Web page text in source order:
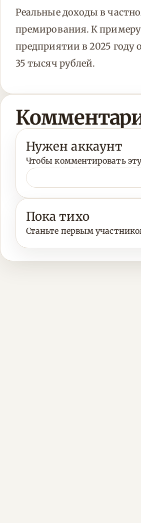
Реальные доходы в
премирования. К
предприятии в 2025
35 тысяч рублей.
Нужен аккаунт
Чтобы комментировать
Пока тихо
Станьте первым